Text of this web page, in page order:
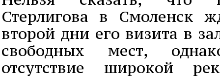
Стерлигова в Смоленск
второй дни его визита в
свободных мест,
отсутствие широкой